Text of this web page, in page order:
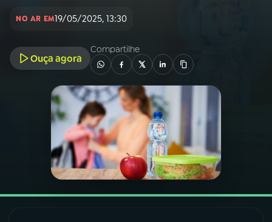
PROGRAMAS
PODCASTS
06VIDEOCASTS
NO AR EM19/05/2025, 13:30
Ouça agora
Compartilhe